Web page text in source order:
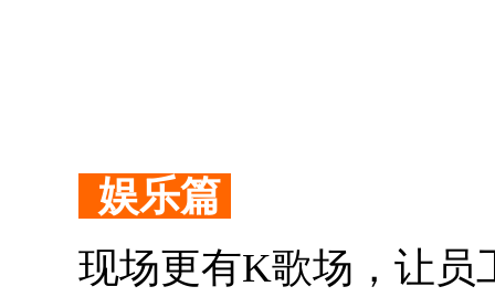
娱乐篇
现场更有K歌场，让员